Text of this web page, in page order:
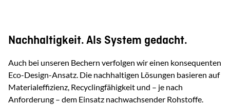
Nachhaltigkeit. Als System gedacht.
Auch bei unseren Bechern verfolgen wir einen konsequenten
Eco-Design-Ansatz. Die nachhaltigen Lösungen basieren auf
Materialeffizienz, Recyclingfähigkeit und – je nach
Anforderung – dem Einsatz nachwachsender Rohstoffe.